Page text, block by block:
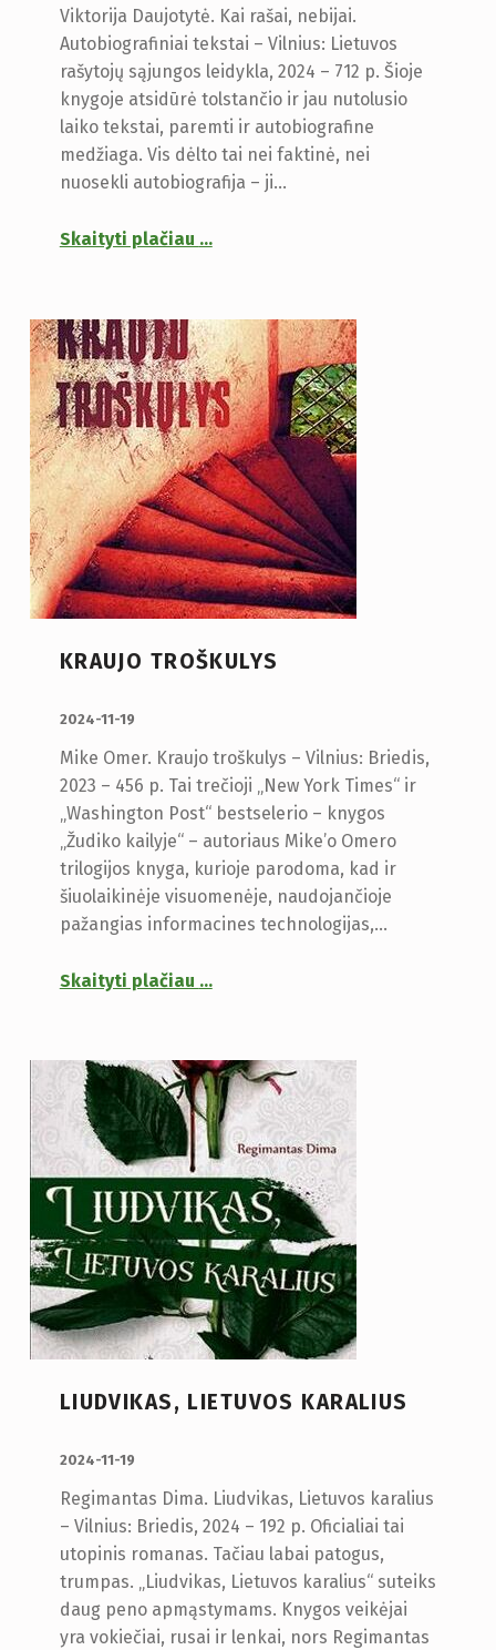
Viktorija Daujotytė. Kai rašai, nebijai.
Autobiografiniai tekstai – Vilnius: Lietuvos
rašytojų sąjungos leidykla, 2024 – 712 p. Šioje
knygoje atsidūrė tolstančio ir jau nutolusio
laiko tekstai, paremti ir autobiografine
medžiaga. Vis dėlto tai nei faktinė, nei
nuosekli autobiografija – ji…
Skaityti plačiau …
KRAUJO TROŠKULYS
2024-11-19
Mike Omer. Kraujo troškulys – Vilnius: Briedis,
2023 – 456 p. Tai trečioji „New York Times“ ir
„Washington Post“ bestselerio – knygos
„Žudiko kailyje“ – autoriaus Mike’o Omero
trilogijos knyga, kurioje parodoma, kad ir
šiuolaikinėje visuomenėje, naudojančioje
pažangias informacines technologijas,…
Skaityti plačiau …
LIUDVIKAS, LIETUVOS KARALIUS
2024-11-19
Regimantas Dima. Liudvikas, Lietuvos karalius
– Vilnius: Briedis, 2024 – 192 p. Oficialiai tai
utopinis romanas. Tačiau labai patogus,
trumpas. „Liudvikas, Lietuvos karalius“ suteiks
daug peno apmąstymams. Knygos veikėjai
yra vokiečiai, rusai ir lenkai, nors Regimantas